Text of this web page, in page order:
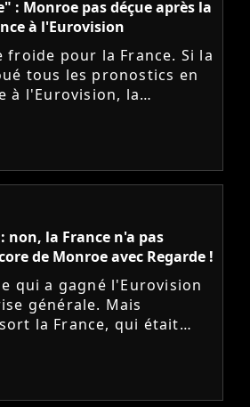
: Monroe pas déçue après la
à l'Eurovision
froide pour la France. Si la
tous les pronostics en
à l'Eurovision, la
n'a décroché que la
non, la France n'a pas
de Monroe avec Regarde !
qui a gagné l'Eurovision
générale. Mais
la France, qui était
la chanteuse Monroe